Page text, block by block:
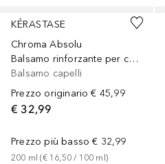
KÉRASTASE
Chroma Absolu
Balsamo rinforzante per capelli colorati più brillanti e sani
Balsamo capelli
Prezzo originario € 45,99
€ 32,99
Prezzo più basso € 32,99
200 ml (€ 16,50 / 100 ml )